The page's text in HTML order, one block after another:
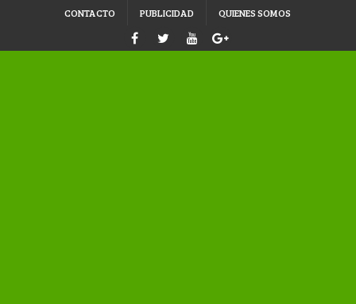
CONTACTO PUBLICIDAD QUIENES SOMOS